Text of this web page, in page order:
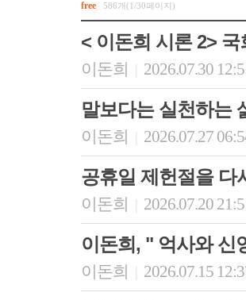
free 586개(1/30페이지)
< 이돈희 시론 2>
이돈희 2026.07.30
말보다는 실천하는
이돈희 2026.07.27
공휴일 제헌절을 다
이돈희 2026.07.20
이돈희, " 억사와 신
이돈희 2026.07.15